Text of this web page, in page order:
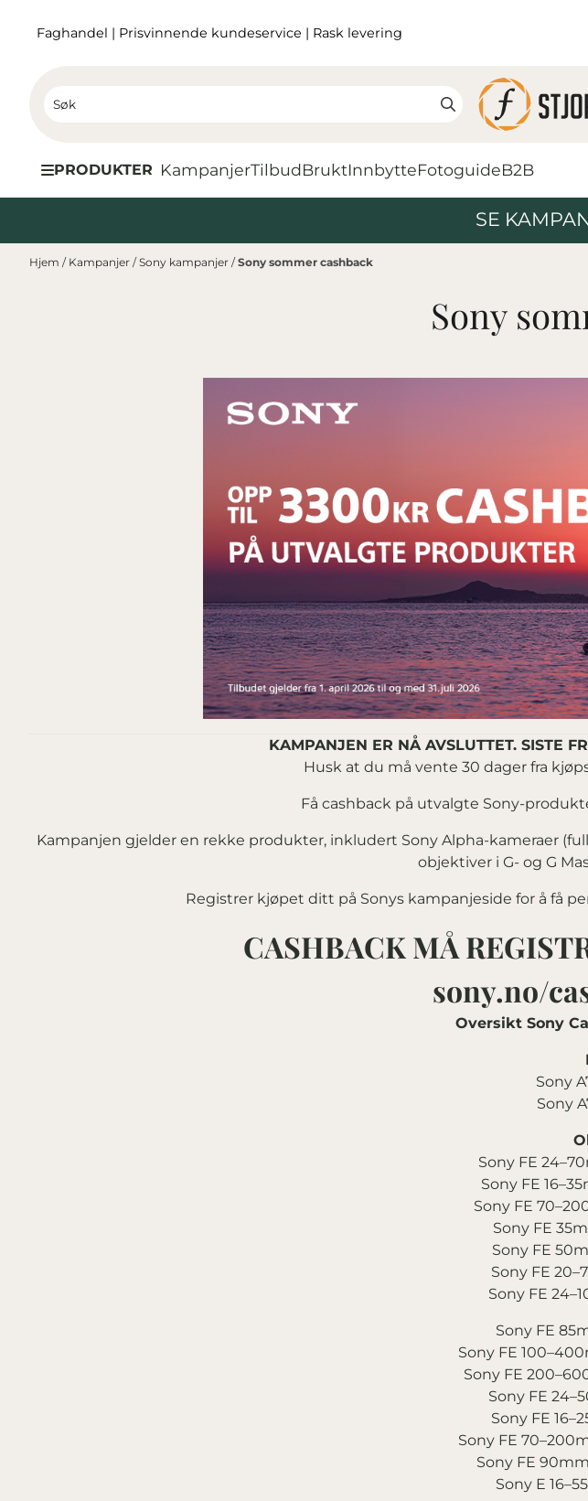
Faghandel | Prisvinnende kundeservice | Rask levering
PRODUKTER KampanjerTilbudBruktInnbytteFotoguideB2B
SE
Hjem / Kampanjer /Sony kampanjer /Sony sommer cashback
Sony
KAMPANJEN ER NÅ AVSLUTTET. SISTE
Husk at du må vente 30 dager fra
Få cashback på utvalgte Sony-
Kampanjen gjelder en rekke produkter, inkludert Sony Alpha-kameraer
objektiver i G- og G
Registrer kjøpet ditt på Sonys kampanjeside for å få
CASHBACK MÅ
sony.no/
Oversikt Sony
Sony
Sony
Sony FE
Sony FE
Sony FE
Sony FE
Sony FE
Sony FE
Sony FE
Sony FE
Sony FE
Sony FE
Sony FE
Sony FE
Sony FE
Sony FE
Sony E